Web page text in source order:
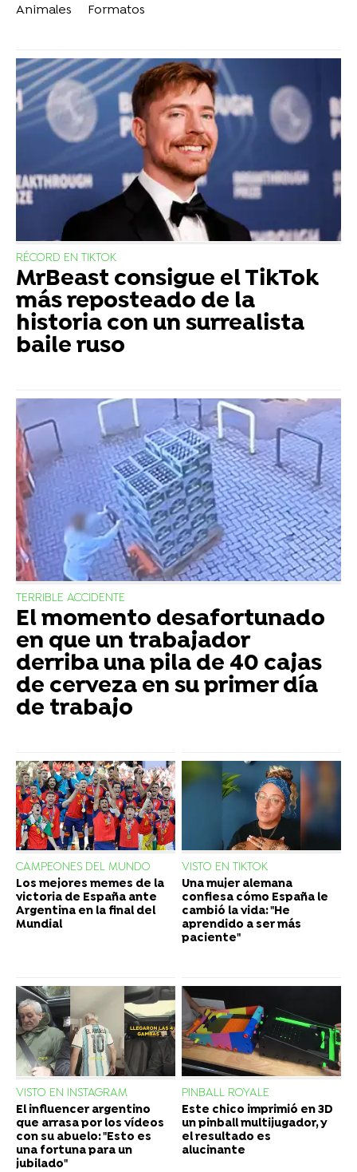
Animales
Formatos
RÉCORD EN TIKTOK
MrBeast consigue el TikTok
más reposteado de la
historia con un surrealista
baile ruso
TERRIBLE ACCIDENTE
El momento desafortunado
en que un trabajador
derriba una pila de 40 cajas
de cerveza en su primer día
de trabajo
CAMPEONES DEL MUNDO
Los mejores memes de la
victoria de España ante
Argentina en la final del
Mundial
VISTO EN TIKTOK
Una mujer alemana
confiesa cómo España le
cambió la vida: "He
aprendido a ser más
paciente"
VISTO EN INSTAGRAM
El influencer argentino
que arrasa por los vídeos
con su abuelo: "Esto es
una fortuna para un
jubilado"
PINBALL ROYALE
Este chico imprimió en 3D
un pinball multijugador, y
el resultado es
alucinante